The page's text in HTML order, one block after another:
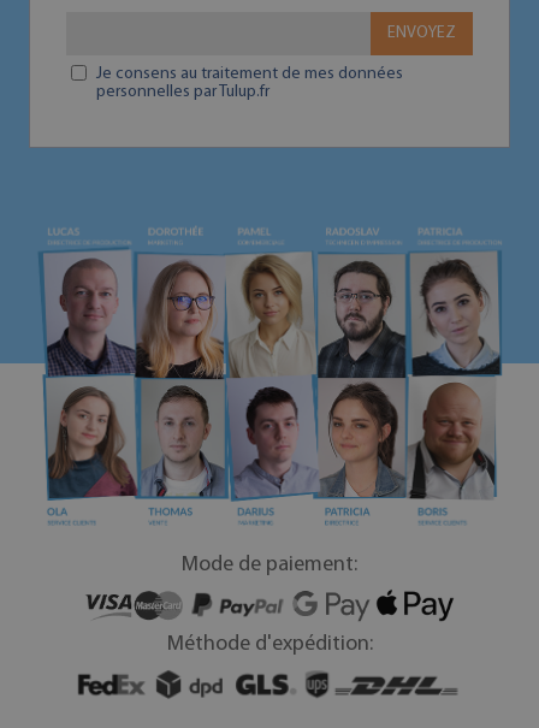
ENVOYEZ
Je consens au traitement de mes données
personnelles par Tulup.fr
Mode de paiement:
Méthode d'expédition: